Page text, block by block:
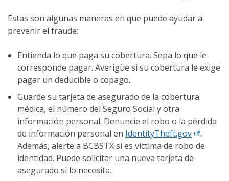
Estas son algunas maneras en que puede ayudar a
prevenir el fraude:
Entienda lo que paga su cobertura. Sepa lo que le
corresponde pagar. Averigüe si su cobertura le exige
pagar un deducible o copago.
Guarde su tarjeta de asegurado de la cobertura
médica, el número del Seguro Social y otra
información personal. Denuncie el robo o la pérdida
de información personal en IdentityTheft.gov
.
Además, alerte a BCBSTX si es víctima de robo de
identidad. Puede solicitar una nueva tarjeta de
asegurado si lo necesita.